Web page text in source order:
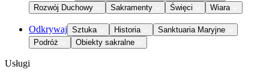
Rozwój Duchowy
Sakramenty Święci Wiara
Odkrywaj Sztuka Historia
Sanktuaria Maryjne
Podróż
Obiekty sakralne
Usługi